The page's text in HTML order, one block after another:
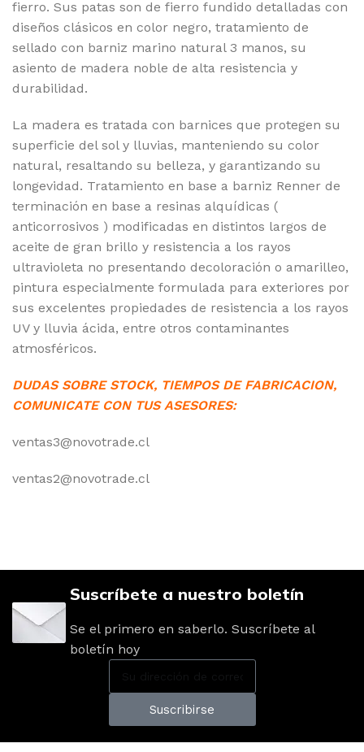
fierro. Sus patas son de fierro fundido detalladas con
diseños clásicos en color negro, tratamiento de
sellado con barniz marino natural 3 manos, su
asiento de madera noble de alta resistencia y
durabilidad.
La madera es tratada con barnices que protegen su
superficie del sol y lluvias, manteniendo su color
natural, resaltando su belleza, y garantizando su
longevidad. Tratamiento en base a barniz Renner de
terminación en base a resinas alquídicas (
anticorrosivos ) modificadas en distintos largos de
aceite de gran brillo y resistencia a los rayos
ultravioleta no presentando decoloración o amarilleo,
pintura especialmente formulada para exteriores por
sus excelentes propiedades de resistencia a los rayos
UV y lluvia ácida, entre otros contaminantes
atmosféricos.
DUDAS SOBRE STOCK, TIEMPOS DE FABRICACION,
COMUNICATE CON TUS ASESORES:
ventas3@novotrade.cl
ventas2@novotrade.cl
Suscríbete a nuestro boletín
Se el primero en saberlo. Suscríbete al
boletín hoy
Suscribirse